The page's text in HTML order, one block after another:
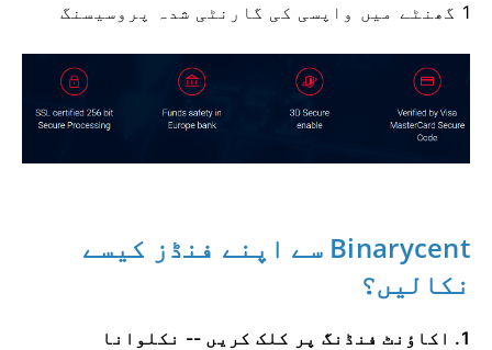
1 گھنٹے میں واپسی کی گارنٹی شدہ پروسیسنگ
Binarycent سے اپنے فنڈز کیسے
نکالیں؟
1. اکاؤنٹ فنڈنگ ​​پر کلک کریں -- نکلوانا